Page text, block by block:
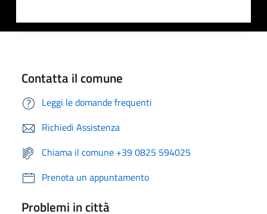
Contatta il comune
Leggi le domande frequenti
Richiedi Assistenza
Chiama il comune +39 0825 594025
Prenota un appuntamento
Problemi in città